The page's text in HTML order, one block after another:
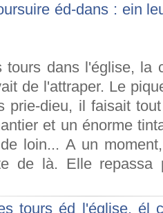
éd-dans : ein
tours dans l'église, la
de l'attraper. Le
prie-dieu, il faisait
et un énorme
loin... A un
de là. Elle
tours éd l'église, él